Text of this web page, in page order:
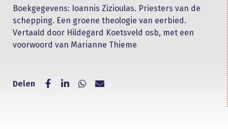
Boekgegevens: Ioannis Zizioulas. Priesters van de
schepping. Een groene theologie van eerbied.
Vertaald door Hildegard Koetsveld osb, met een
voorwoord van Marianne Thieme
Delen